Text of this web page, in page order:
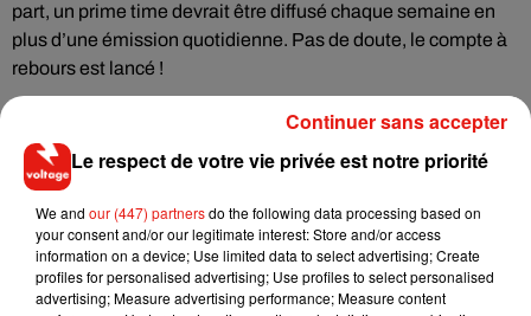
part, un prime time devrait être diffusé chaque semaine en
plus d’une émission quotidienne. Pas de doute, le compte à
rebours est lancé !
Musique
7 août 2026
Angèle et Amélie Lens dévoilent leur
collaboration tant attendue
Le respect de votre vie privée est notre priorité
We and our (447) partnersdo the following data processing based on
your consent and/or our legitimate interest: Store and/or access
information on a device; Use limited data to select advertising; Create
profiles for personalised advertising; Use profiles to select personalised
advertising; Measure advertising performance; Measure content
Continuer sans accepter